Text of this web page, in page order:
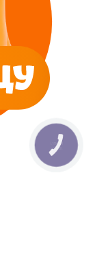
КНОПКА
ЗВ'ЯЗКУ